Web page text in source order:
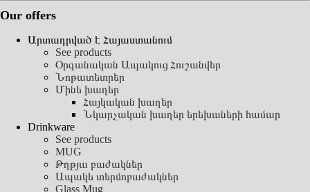
Our offers
Արտադրված է Հայաստանում
See products
Օրգանական Ապակուց Հուշանվեր
Նոթատետրեր
Մինե խաղեր
Հայկական խաղեր
Նկարչական խաղեր երեխաների համար
Drinkware
See products
MUG
Թղթյա բաժակներ
Ապակե տերմոբաժակներ
Glass Mug